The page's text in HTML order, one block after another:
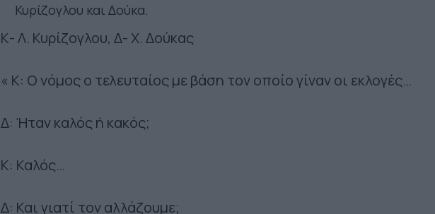
Κυρίζογλου και Δούκα.
Κ- Λ. Κυρίζογλου, Δ- Χ. Δούκας
« Κ: Ο νόμος ο τελευταίος με βάση τον οποίο γίναν οι εκλογές…
Δ: Ήταν καλός ή κακός;
Κ: Καλός…
Δ: Και γιατί τον αλλάζουμε;